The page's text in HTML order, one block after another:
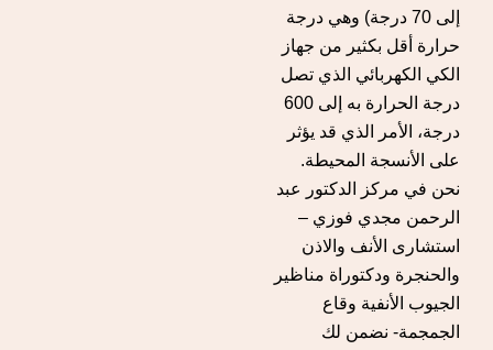
إلى 70 درجة) وهي درجة
حرارة أقل بكثير من جهاز
الكي الكهربائي الذي تصل
درجة الحرارة به إلى 600
درجة، الأمر الذي قد يؤثر
على الأنسجة المحيطة.
نحن في مركز الدكتور عبد
الرحمن مجدي فوزي –
استشارى الأنف والاذن
والحنجرة ودكتوراة مناظير
الجيوب الأنفية وقاع
الجمجمة- نضمن لك